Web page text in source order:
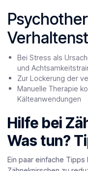
Bei Stress als
und
Zur Lockerung der
Manuelle Therapie
Kälteanwendungen
Hilfe bei
Was tun?
Ein paar einfache Tipps